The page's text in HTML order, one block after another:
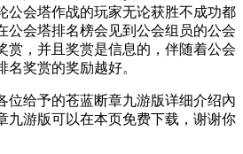
公会塔作战的玩家无论获胜不成功都
公会塔排名榜会见到公会组员的公会
赏，并且奖赏是信息的，伴随着公会
奖赏的奖励越好。
位给予的苍蓝断章九游版详细介绍內
九游版可以在本页免费下载，谢谢你